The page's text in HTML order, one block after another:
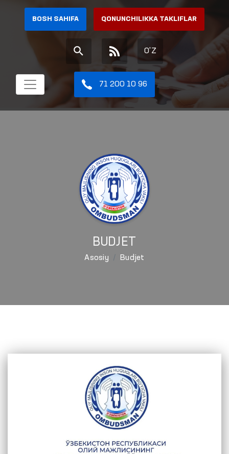
BOSH SAHIFA QONUNCHILIKKA TAKLIFLAR
O'Z
71 200 10 96
BUDJET
Asosiy Budjet